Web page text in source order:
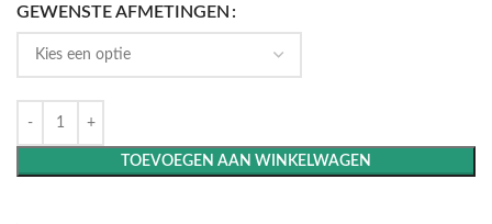
GEWENSTE AFMETINGEN
TOEVOEGEN AAN WINKELWAGEN